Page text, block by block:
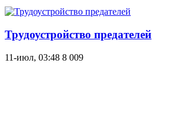
Трудоустройство предателей
11-июл, 03:48 8 009